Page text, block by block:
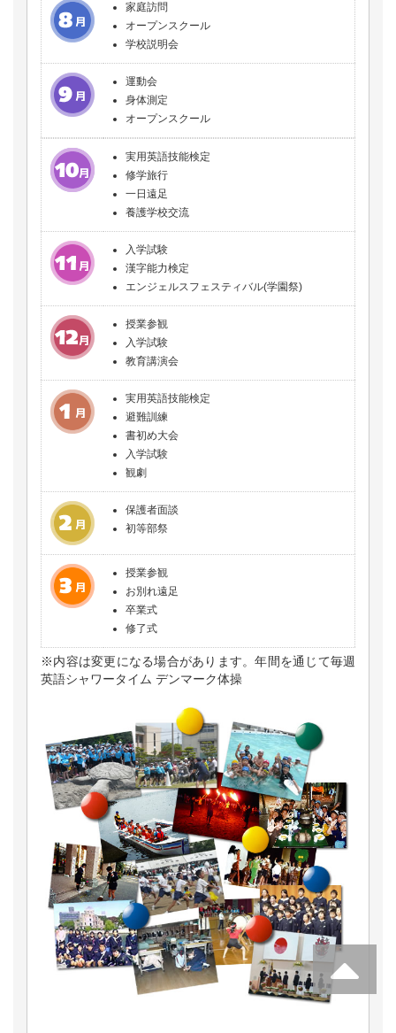
家庭訪問
オープンスクール
学校説明会
運動会
身体測定
オープンスクール
実用英語技能検定
修学旅行
一日遠足
養護学校交流
入学試験
漢字能力検定
エンジェルスフェスティバル(学園祭)
授業参観
入学試験
教育講演会
実用英語技能検定
避難訓練
書初め大会
入学試験
観劇
保護者面談
初等部祭
授業参観
お別れ遠足
卒業式
修了式
※内容は変更になる場合があります。年間を通じて毎週
英語シャワータイム デンマーク体操